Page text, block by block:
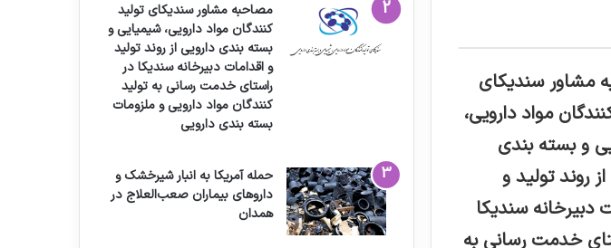
مشاور سندیکای
مواد دارویی،
و بسته بندی
روند تولید و
دبیرخانه سندیکا
خدمت رسانی به
مصاحبه مشاور سندیکای تولید
کنندگان مواد دارویی، شیمیایی و
بسته بندی دارویی از روند تولید
و اقدامات دبیرخانه سندیکا در
راستای خدمت رسانی به تولید
کنندگان مواد دارویی و ملزومات
بسته بندی دارویی
حمله آمریکا به انبار شیرخشک و
داروهای بیماران صعب‌العلاج در
همدان